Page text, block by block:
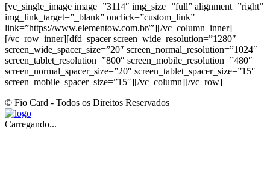
[vc_single_image image=”3114″ img_size=”full” alignment=”right”
img_link_target=”_blank” onclick=”custom_link”
link=”https://www.elementow.com.br/”][/vc_column_inner]
[/vc_row_inner][dfd_spacer screen_wide_resolution=”1280″
screen_wide_spacer_size=”20″ screen_normal_resolution=”1024″
screen_tablet_resolution=”800″ screen_mobile_resolution=”480″
screen_normal_spacer_size=”20″ screen_tablet_spacer_size=”15″
screen_mobile_spacer_size=”15″][/vc_column][/vc_row]
© Fio Card - Todos os Direitos Reservados
Carregando...